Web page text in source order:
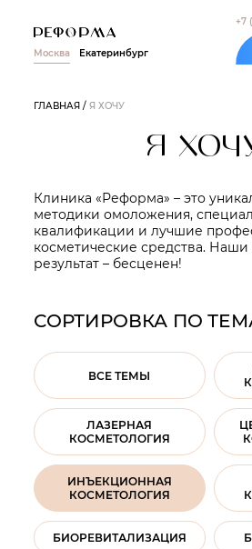
Москва Екатеринбург
+7
ГЛАВНАЯ Я ХОЧУ
Я
Клиника «Реформа» – это
методики омоложения,
квалификации и лучшие
косметические средства.
результат – бесценен!
СОРТИРОВКА ПО
ВСЕ ТЕМЫ
ЛАЗЕРНАЯ
КОСМЕТОЛОГИЯ
ИНЪЕКЦИОННАЯ
КОСМЕТОЛОГИЯ
БИОРЕВИТАЛИЗАЦИЯ